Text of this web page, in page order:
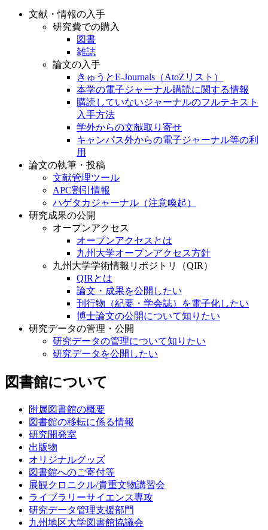
文献・情報の入手
研究費での購入
図書
雑誌
論文の入手
きゅうとE-Journals（AtoZリスト）
本学の電子ジャーナル購読に関する情報
購読していないジャーナルのフルテキスト
入手方法
学外からの文献取り寄せ
キャンパス外からの電子ジャーナル等の利
用
論文の執筆・投稿
文献管理ツール
APC割引情報
ハゲタカジャーナル（注意喚起）
研究成果の公開
オープンアクセス
オープンアクセスとは
九州大学オープンアクセス方針
九州大学学術情報リポジトリ（QIR）
QIRとは
論文・成果を公開したい
刊行物（紀要・学会誌）を電子化したい
博士論文の公開について知りたい
研究データの管理・公開
研究データの管理について知りたい
研究データを公開したい
図書館について
附属図書館の概要
図書館の移転に係る情報
研究開発室
出版物
オリジナルグッズ
図書館へのご寄付等
展観クロニクル/貴重文物講習会
ライブラリーサイエンス専攻
研究データ管理支援部門
九州地区大学図書館協議会